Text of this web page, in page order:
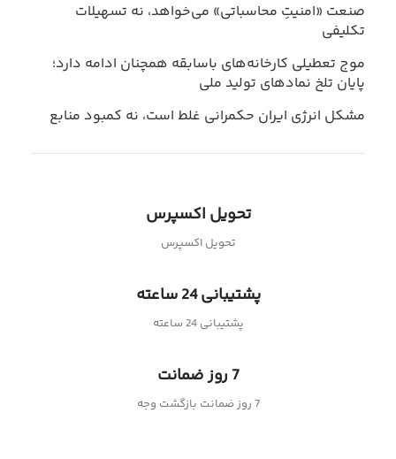
صنعت «امنیتِ محاسباتی» می‌خواهد، نه تسهیلات
تکلیفی
موج تعطیلی کارخانه‌های باسابقه همچنان ادامه دارد؛
پایان تلخ نمادهای تولید ملی
مشکل انرژی ایران حکمرانی غلط است، نه کمبود منابع
تحویل اکسپرس
تحویل اکسپرس
پشتیبانی 24 ساعته
پشتیبانی 24 ساعته
7 روز ضمانت
7 روز ضمانت بازگشت وجه